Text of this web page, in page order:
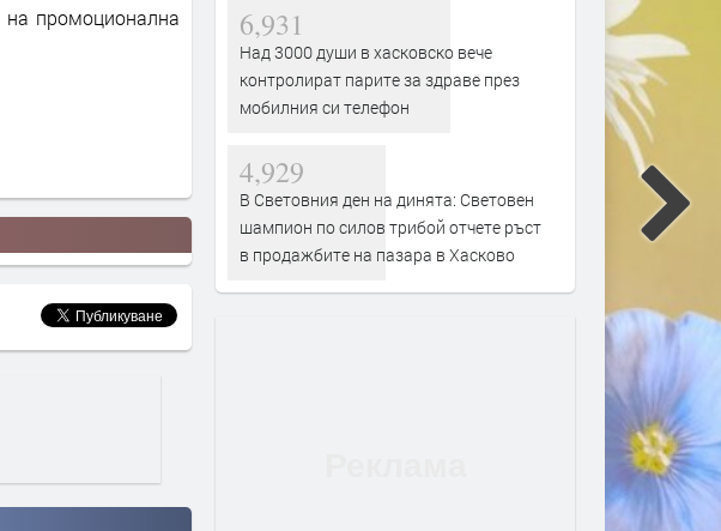
на промоционална
6,931
Над 3000 души в хасковско вече
контролират парите за здраве през
мобилния си телефон
4,929
В Световния ден на динята: Световен
шампион по силов трибой отчете ръст
в продажбите на пазара в Хасково